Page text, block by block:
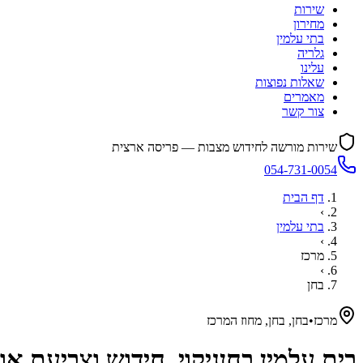
שירות
מחירון
בתי עלמין
גלריה
עלינו
שאלות נפוצות
מאמרים
צור קשר
שירות מורשה לחידוש מצבות — פריסה ארצית
054-731-0054
דף הבית
›
בתי עלמין
›
מרכז
›
בחן
מרכז•בחן, בחן, מחוז המרכז